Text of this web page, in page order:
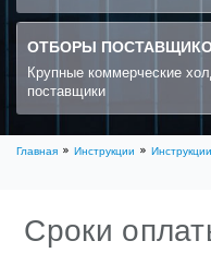
ОТБОРЫ
Крупные коммерческие
поставщики
Главная Инструкции Инструкции
Сроки